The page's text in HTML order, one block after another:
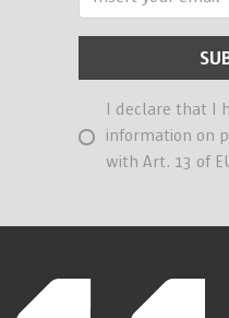
I declare that I
information on
with Art. 13 of